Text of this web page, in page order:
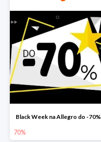
Black Week na Allegro do -70%
70%